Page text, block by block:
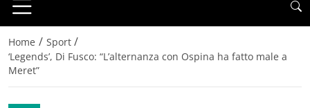
Home / Sport /
‘Legends’, Di Fusco: “L’alternanza con Ospina ha fatto male a
Meret”